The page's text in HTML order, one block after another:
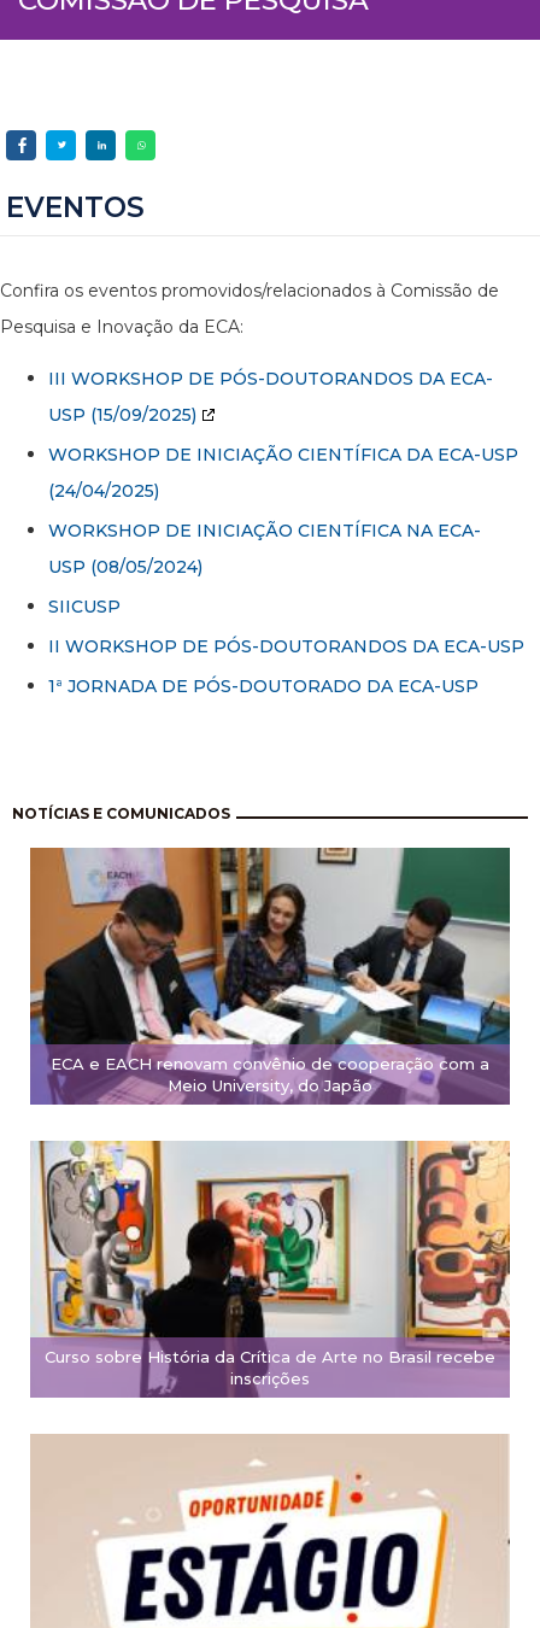
EVENTOS
Confira os eventos promovidos/relacionados à Comissão de
Pesquisa e Inovação da ECA:
III WORKSHOP DE PÓS-DOUTORANDOS DA ECA-
USP (15/09/2025)
WORKSHOP DE INICIAÇÃO CIENTÍFICA DA ECA-USP
(24/04/2025)
WORKSHOP DE INICIAÇÃO CIENTÍFICA NA ECA-
USP (08/05/2024)
SIICUSP
II WORKSHOP DE PÓS-DOUTORANDOS DA ECA-USP
1ª JORNADA DE PÓS-DOUTORADO DA ECA-USP
NOTÍCIAS E COMUNICADOS
ECA e EACH renovam convênio de cooperação com a
Meio University, do Japão
Curso sobre História da Crítica de Arte no Brasil recebe
inscrições
Paginación